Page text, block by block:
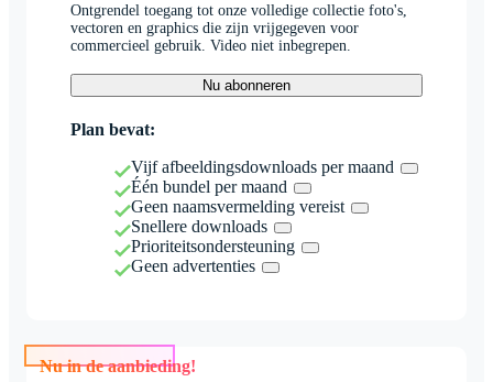
Ontgrendel toegang tot onze volledige collectie foto's,
vectoren en graphics die zijn vrijgegeven voor
commercieel gebruik. Video niet inbegrepen.
Nu abonneren
Plan bevat:
Vijf afbeeldingsdownloads per maand
Één bundel per maand
Geen naamsvermelding vereist
Snellere downloads
Prioriteitsondersteuning
Geen advertenties
Nu in de aanbieding!